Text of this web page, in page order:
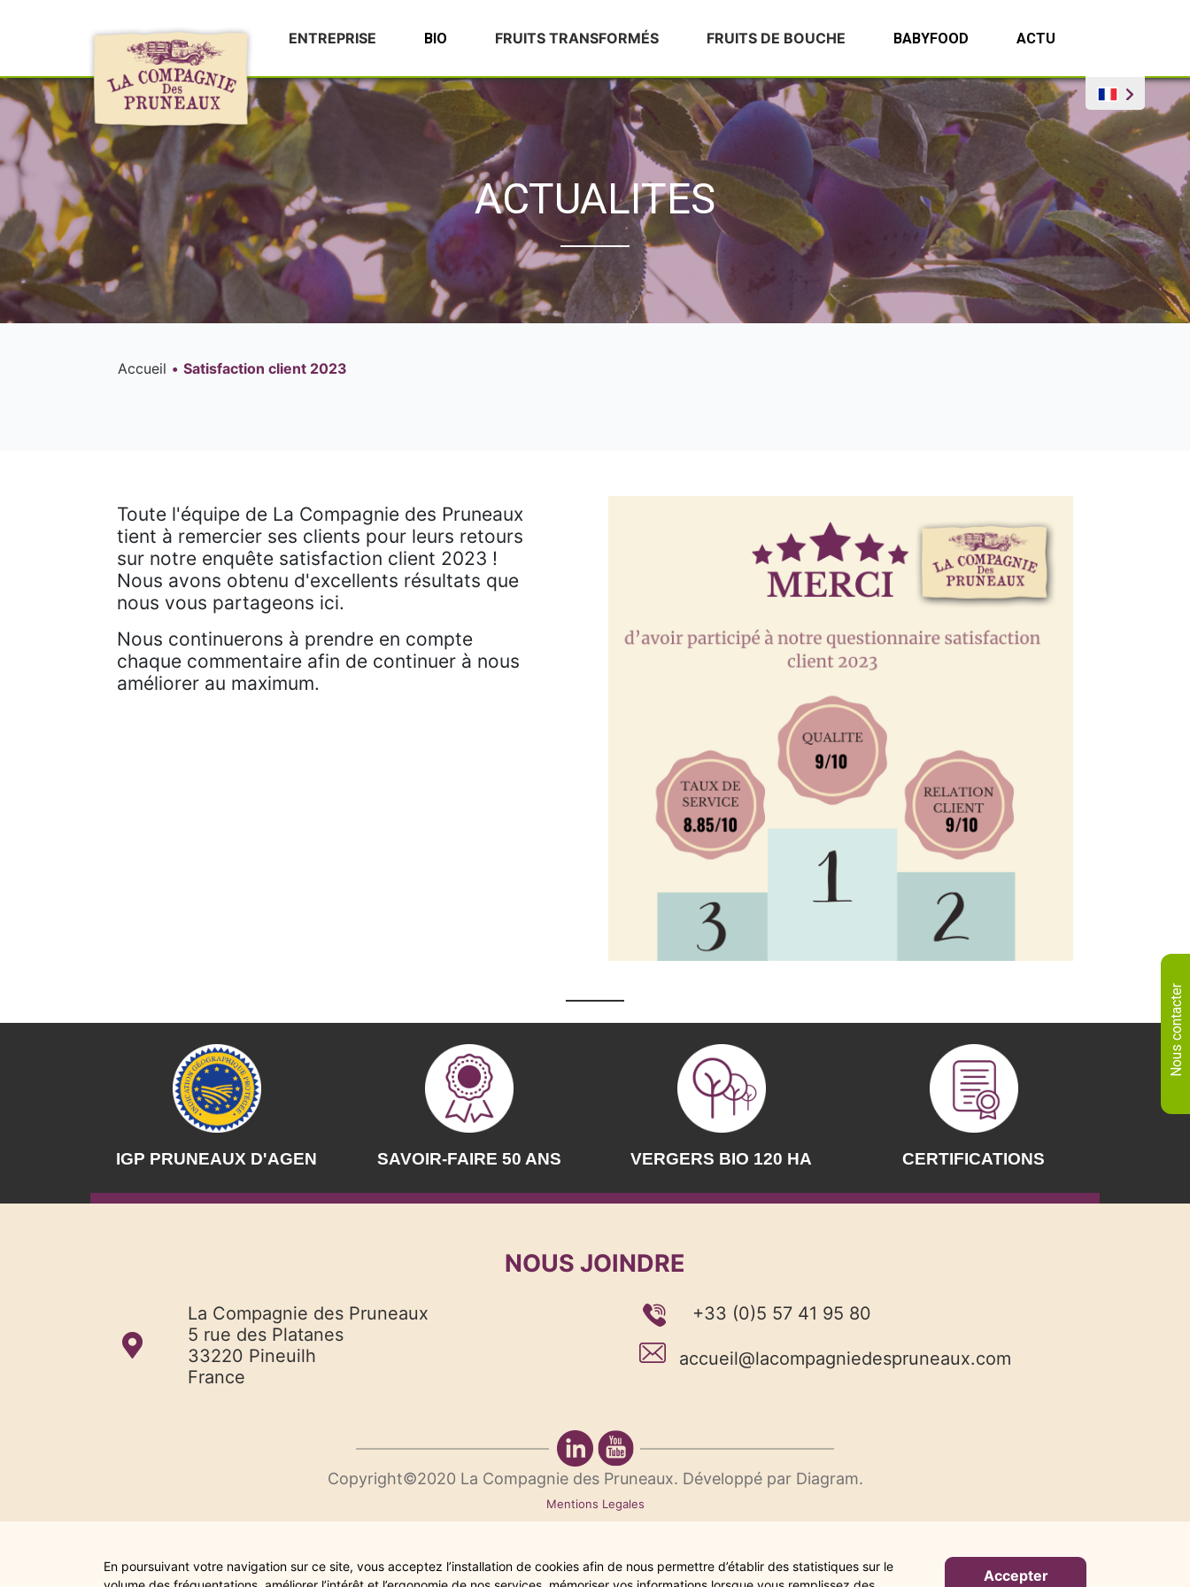
ENTREPRISE BIO FRUITS TRANSFORMÉS FRUITS DE BOUCHE BABYFOOD
Nous contacter
ACTU
ACTUALITES
Accueil Satisfaction client 2023
Toute l'équipe de La Compagnie des Pruneaux
tient à remercier ses clients pour leurs retours
sur notre enquête satisfaction client 2023 !
Nous avons obtenu d'excellents résultats que
nous vous partageons ici.
Nous continuerons à prendre en compte
chaque commentaire afin de continuer à nous
améliorer au maximum.
IGP PRUNEAUX D'AGEN SAVOIR-FAIRE 50 ANS VERGERS BIO 120 HA CERTIFICATIONS
NOUS JOINDRE
La Compagnie des Pruneaux
5 rue des Platanes
33220 Pineuilh
France
+33 (0)5 57 41 95 80
accueil@lacompagniedespruneaux.com
Copyright©2020 La Compagnie des Pruneaux. Développé par Diagram.
Mentions Legales
En poursuivant votre navigation sur ce site, vous acceptez l’installation de cookies afin de nous permettre d’établir des statistiques sur le
Accepter